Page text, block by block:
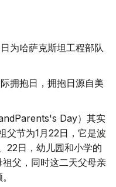
为哈萨克斯坦工程部队
拥抱日，拥抱日源自美
Day）其实
父节为1月22日，它是波
22日，幼儿园和小学的
父，同时这二天父母亲